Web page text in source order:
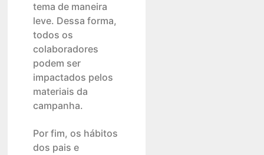
tema de maneira
leve. Dessa forma,
todos os
colaboradores
podem ser
impactados pelos
materiais da
campanha.
Por fim, os hábitos
dos pais e